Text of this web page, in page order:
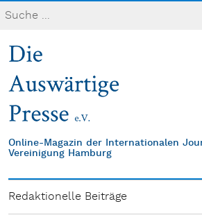
Online-Magazin der Internationalen
Vereinigung Hamburg
Redaktionelle Beiträge